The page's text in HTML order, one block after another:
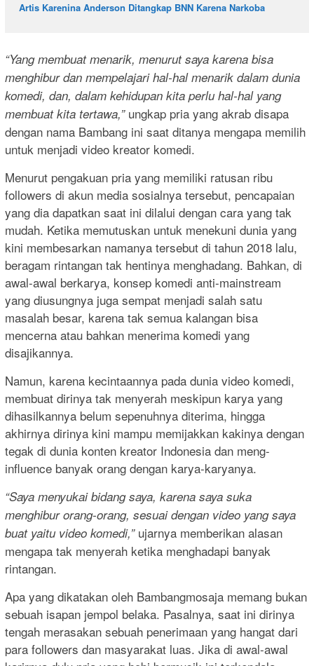
Artis Karenina Anderson Ditangkap BNN Karena Narkoba
“Yang membuat menarik, menurut saya karena bisa
menghibur dan mempelajari hal-hal menarik dalam dunia
komedi, dan, dalam kehidupan kita perlu hal-hal yang
membuat kita tertawa,”ungkap pria yang akrab disapa
dengan nama Bambang ini saat ditanya mengapa memilih
untuk menjadi video kreator komedi.
Menurut pengakuan pria yang memiliki ratusan ribu
followers di akun media sosialnya tersebut, pencapaian
yang dia dapatkan saat ini dilalui dengan cara yang tak
mudah. Ketika memutuskan untuk menekuni dunia yang
kini membesarkan namanya tersebut di tahun 2018 lalu,
beragam rintangan tak hentinya menghadang. Bahkan, di
awal-awal berkarya, konsep komedi anti-mainstream
yang diusungnya juga sempat menjadi salah satu
masalah besar, karena tak semua kalangan bisa
mencerna atau bahkan menerima komedi yang
disajikannya.
Namun, karena kecintaannya pada dunia video komedi,
membuat dirinya tak menyerah meskipun karya yang
dihasilkannya belum sepenuhnya diterima, hingga
akhirnya dirinya kini mampu memijakkan kakinya dengan
tegak di dunia konten kreator Indonesia dan meng-
influence banyak orang dengan karya-karyanya.
“Saya menyukai bidang saya, karena saya suka
menghibur orang-orang, sesuai dengan video yang saya
buat yaitu video komedi,” ujarnya memberikan alasan
mengapa tak menyerah ketika menghadapi banyak
rintangan.
Apa yang dikatakan oleh Bambangmosaja memang bukan
sebuah isapan jempol belaka. Pasalnya, saat ini dirinya
tengah merasakan sebuah penerimaan yang hangat dari
para followers dan masyarakat luas. Jika di awal-awal